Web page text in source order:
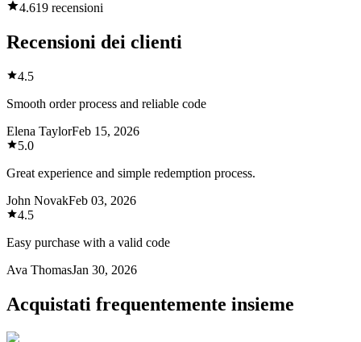
4.619 recensioni
Recensioni dei clienti
4.5
Smooth order process and reliable code
Elena TaylorFeb 15, 2026
5.0
Great experience and simple redemption process.
John NovakFeb 03, 2026
4.5
Easy purchase with a valid code
Ava ThomasJan 30, 2026
Acquistati frequentemente insieme